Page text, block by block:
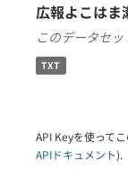
広報よこはま
このデータセ
TXT
API Keyを使って
APIドキュメント).